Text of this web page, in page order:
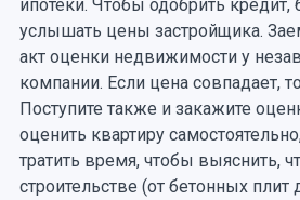
ипотеки. Чтобы одобрить кредит,
услышать цены застройщика.
акт оценки недвижимости у
компании. Если цена совпадает,
Поступите также и закажите
оценить квартиру
тратить время, чтобы выяснить,
строительстве (от бетонных плит